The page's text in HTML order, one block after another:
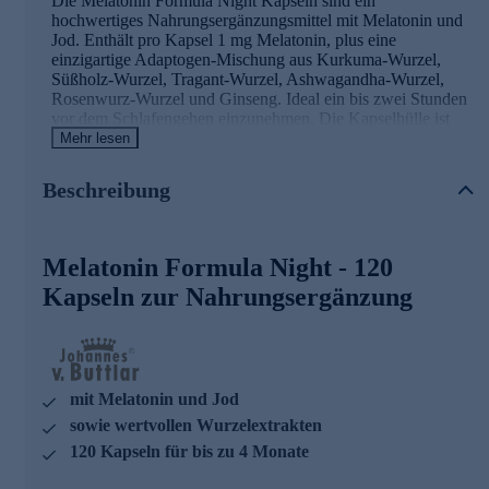
hochwertiges Nahrungsergänzungsmittel mit Melatonin und
Jod. Enthält pro Kapsel 1 mg Melatonin, plus eine
einzigartige Adaptogen-Mischung aus Kurkuma-Wurzel,
Süßholz-Wurzel, Tragant-Wurzel, Ashwagandha-Wurzel,
Rosenwurz-Wurzel und Ginseng. Ideal ein bis zwei Stunden
vor dem Schlafengehen einzunehmen. Die Kapselhülle ist
aus pflanzlicher Cellulose.
Melatonin Formula Night- die Wirkstoffe
Jod trägt zu einer normalen Funktion des Nervensystems
Johannes von Buttlar - ausgezeichnete
Nahrungsergänzung
Der international bekannte Bestsellerautor Johannes Baron
von Buttlar begann seine Karriere als Mitarbeiter eines
renommierten amerikanischen Instituts, dessen Schwerpunkt
die Altersforschung war. Auf dem Gebiet der Gerontologie
Mehr lesen
Beschreibung
Melatonin Formula Night - 120
Kapseln zur Nahrungsergänzung
mit Melatonin und Jod
sowie wertvollen Wurzelextrakten
120 Kapseln für bis zu 4 Monate